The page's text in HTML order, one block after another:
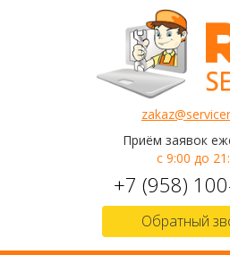
Приём заявок
с 9:00 до
+7 (958)
Обратный